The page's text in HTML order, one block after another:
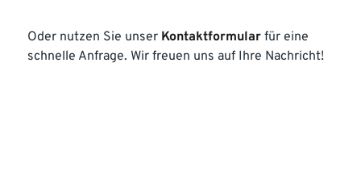
Oder nutzen Sie unser Kontaktformular für eine
schnelle Anfrage. Wir freuen uns auf Ihre Nachricht!